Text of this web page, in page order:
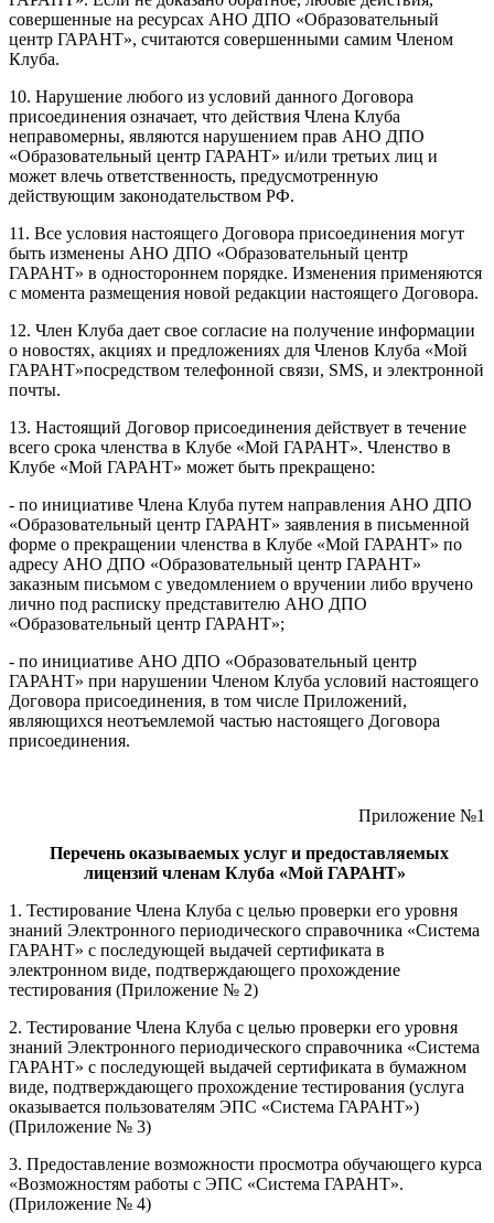
совершенные на ресурсах АНО ДПО «Образовательный
центр ГАРАНТ», считаются совершенными самим Членом
Клуба.
10. Нарушение любого из условий данного Договора
присоединения означает, что действия Члена Клуба
неправомерны, являются нарушением прав АНО ДПО
«Образовательный центр ГАРАНТ» и/или третьих лиц и
может влечь ответственность, предусмотренную
действующим законодательством РФ.
11. Все условия настоящего Договора присоединения могут
быть изменены АНО ДПО «Образовательный центр
ГАРАНТ» в одностороннем порядке. Изменения применяются
с момента размещения новой редакции настоящего Договора.
12. Член Клуба дает свое согласие на получение информации
о новостях, акциях и предложениях для Членов Клуба «Мой
ГАРАНТ»посредством телефонной связи, SMS, и электронной
почты.
13. Настоящий Договор присоединения действует в течение
всего срока членства в Клубе «Мой ГАРАНТ». Членство в
Клубе «Мой ГАРАНТ» может быть прекращено:
- по инициативе Члена Клуба путем направления АНО ДПО
«Образовательный центр ГАРАНТ» заявления в письменной
форме о прекращении членства в Клубе «Мой ГАРАНТ» по
адресу АНО ДПО «Образовательный центр ГАРАНТ»
заказным письмом с уведомлением о вручении либо вручено
лично под расписку представителю АНО ДПО
«Образовательный центр ГАРАНТ»;
- по инициативе АНО ДПО «Образовательный центр
ГАРАНТ» при нарушении Членом Клуба условий настоящего
Договора присоединения, в том числе Приложений,
являющихся неотъемлемой частью настоящего Договора
присоединения.
Приложение №1
Перечень оказываемых услуг и предоставляемых
лицензий членам Клуба «Мой ГАРАНТ»
1. Тестирование Члена Клуба с целью проверки его уровня
знаний Электронного периодического справочника «Система
ГАРАНТ» с последующей выдачей сертификата в
электронном виде, подтверждающего прохождение
тестирования (Приложение № 2)
2. Тестирование Члена Клуба с целью проверки его уровня
знаний Электронного периодического справочника «Система
ГАРАНТ» с последующей выдачей сертификата в бумажном
виде, подтверждающего прохождение тестирования (услуга
оказывается пользователям ЭПС «Система ГАРАНТ»)
(Приложение № 3)
3. Предоставление возможности просмотра обучающего курса
«Возможностям работы с ЭПС «Система ГАРАНТ».
(Приложение № 4)